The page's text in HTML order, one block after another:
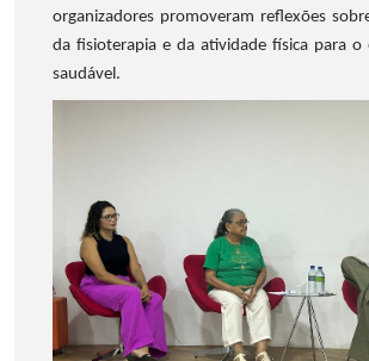
organizadores promoveram reflexões
da fisioterapia e da atividade física para o
saudável.